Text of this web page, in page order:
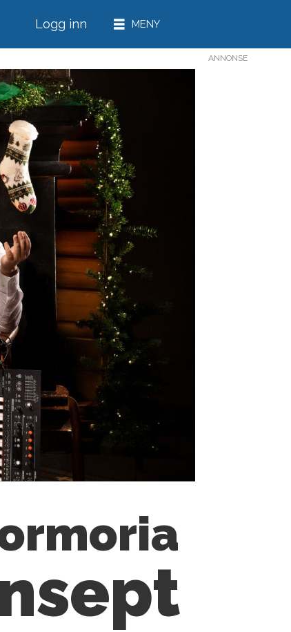
Logg inn
ANNONSE